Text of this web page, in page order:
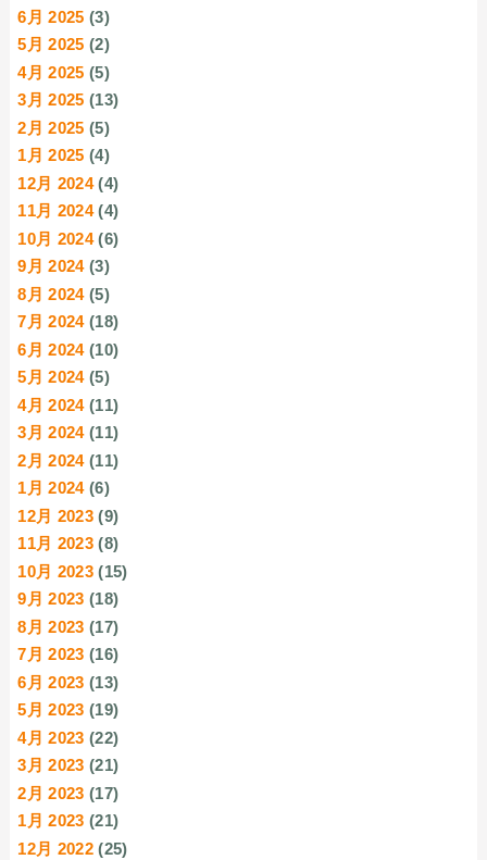
6月 2025 (3)
5月 2025 (2)
4月 2025 (5)
3月 2025 (13)
2月 2025 (5)
1月 2025 (4)
12月 2024(4)
11月 2024(4)
10月 2024(6)
9月 2024(3)
8月 2024(5)
7月 2024(18)
6月 2024(10)
5月 2024(5)
4月 2024(11)
3月 2024(11)
2月 2024(11)
1月 2024(6)
12月 2023 (9)
11月 2023 (8)
10月 2023 (15)
9月 2023 (18)
8月 2023 (17)
7月 2023 (16)
6月 2023 (13)
5月 2023 (19)
4月 2023 (22)
3月 2023 (21)
2月 2023 (17)
1月 2023 (21)
12月 2022 (25)